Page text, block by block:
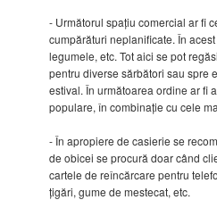
- Următorul spațiu comercial ar fi
cumpărături neplanificate. În
legumele, etc. Tot aici se pot
pentru diverse sărbători sau spre
estival. În următoarea ordine ar fi
populare, în combinație cu cele
- În apropiere de casierie se
de obicei se procură doar când
cartele de reîncărcare pentru
țigări, gume de mestecat, etc.